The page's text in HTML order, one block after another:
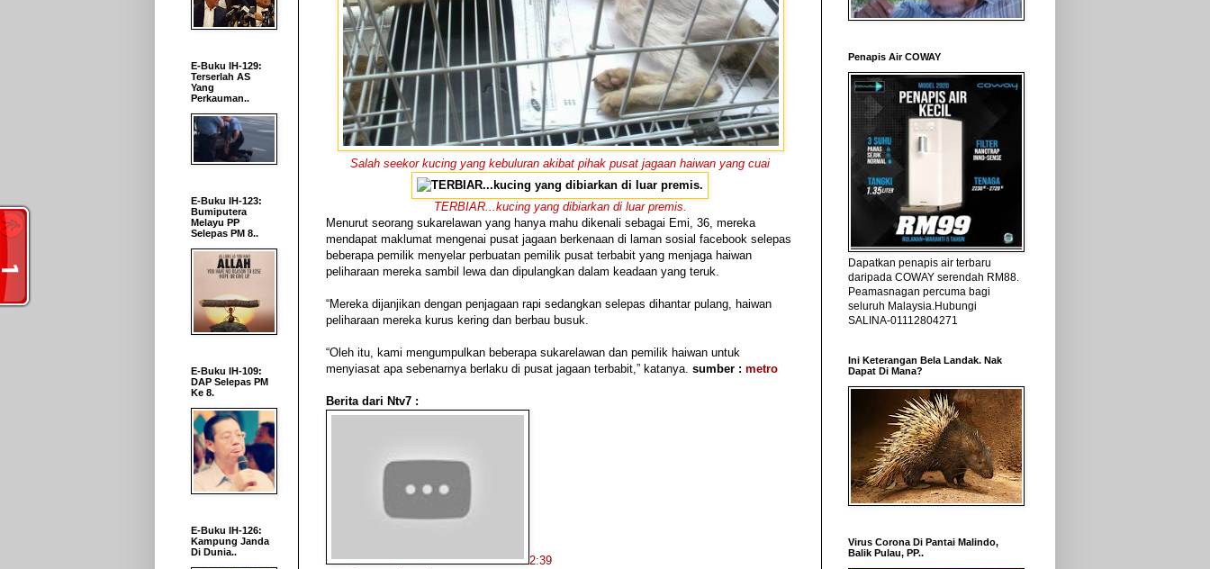
Salah seekor kucing yang kebuluran akibat pihak pusat jagaan haiwan yang cuai
TERBIAR...kucing yang dibiarkan di luar premis.
Menurut seorang sukarelawan yang hanya mahu dikenali sebagai Emi, 36, mereka
mendapat maklumat mengenai pusat jagaan berkenaan di laman sosial facebook selepas
beberapa pemilik menyelar perbuatan pemilik pusat terbabit yang menjaga haiwan
peliharaan mereka sambil lewa dan dipulangkan dalam keadaan yang teruk.
“Mereka dijanjikan dengan penjagaan rapi sedangkan selepas dihantar pulang, haiwan
peliharaan mereka kurus kering dan berbau busuk.
“Oleh itu, kami mengumpulkan beberapa sukarelawan dan pemilik haiwan untuk
menyiasat apa sebenarnya berlaku di pusat jagaan terbabit,” katanya. sumber : metro
Berita dari Ntv7 :
2:39
E-Buku IH-129:
Terserlah AS
Yang
Perkauman..
E-Buku IH-123:
Bumiputera
Melayu PP
Selepas PM 8..
E-Buku IH-109:
DAP Selepas PM
Ke 8.
E-Buku IH-126:
Kampung Janda
Di Dunia..
Penapis Air COWAY
Dapatkan penapis air terbaru
daripada COWAY serendah RM88.
Peamasnagan percuma bagi
seluruh Malaysia.Hubungi
SALINA-01112804271
Ini Keterangan Bela Landak. Nak
Dapat Di Mana?
Virus Corona Di Pantai Malindo,
Balik Pulau, PP..